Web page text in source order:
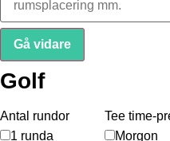
Gå vidare
Golf
Antal rundor
1 runda
Tee time-
Morgon